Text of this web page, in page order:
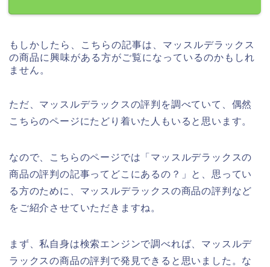
もしかしたら、こちらの記事は、マッスルデラックス
の商品に興味がある方がご覧になっているのかもしれ
ません。
ただ、マッスルデラックスの評判を調べていて、偶然
こちらのページにたどり着いた人もいると思います。
なので、こちらのページでは「マッスルデラックスの
商品の評判の記事ってどこにあるの？」と、思ってい
る方のために、マッスルデラックスの商品の評判など
をご紹介させていただきますね。
まず、私自身は検索エンジンで調べれば、マッスルデ
ラックスの商品の評判で発見できると思いました。な